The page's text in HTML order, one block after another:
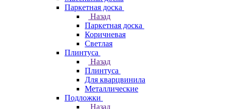
Паркетная доска
Назад
Паркетная доска
Коричневая
Светлая
Плинтуса
Назад
Плинтуса
Для кварцвинила
Металлические
Подложки
Назад